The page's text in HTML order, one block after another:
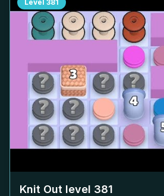
Level 381
Knit Out level 381